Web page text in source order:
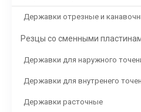
Державки отрезные и
Резцы со сменными
Державки для наружного
Державки для внутренего
Державки расточные